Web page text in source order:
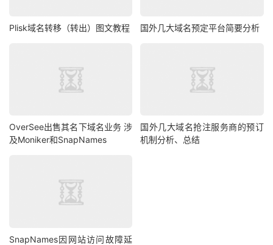
Plisk域名转移（转出）图文教程 国外几大域名预定平台简要分析
OverSee出售其名下域名业务 涉
及Moniker和SnapNames
国外几大域名抢注服务商的预订
机制分析、总结
SnapNames因网站访问故障延